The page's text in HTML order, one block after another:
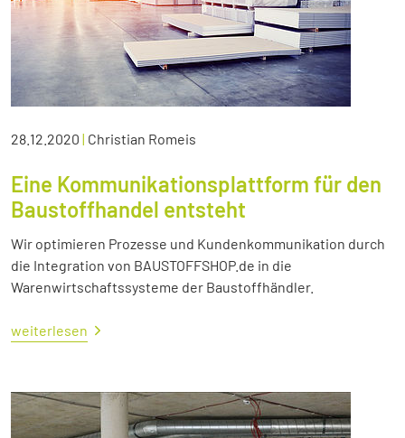
28.12.2020 | Christian Romeis
Eine Kommunikationsplattform für den
Baustoffhandel entsteht
Wir optimieren Prozesse und Kundenkommunikation durch
die Integration von BAUSTOFFSHOP.de in die
Warenwirtschaftssysteme der Baustoffhändler.
weiterlesen